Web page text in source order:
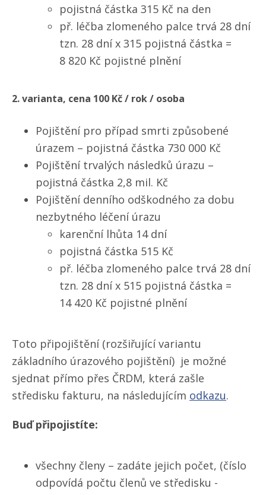
pojistná částka 315 Kč na den
př. léčba zlomeného palce trvá 28 dní
tzn. 28 dní x 315 pojistná částka =
8 820 Kč pojistné plnění
2. varianta, cena 100 Kč / rok / osoba
Pojištění pro případ smrti způsobené
úrazem – pojistná částka 730 000 Kč
Pojištění trvalých následků úrazu –
pojistná částka 2,8 mil. Kč
Pojištění denního odškodného za dobu
nezbytného léčení úrazu
karenční lhůta 14 dní
pojistná částka 515 Kč
př. léčba zlomeného palce trvá 28 dní
tzn. 28 dní x 515 pojistná částka =
14 420 Kč pojistné plnění
Toto připojištění (rozšiřující variantu
základního úrazového pojištění) je možné
sjednat přímo přes ČRDM, která zašle
středisku fakturu, na následujícím odkazu.
Buď připojistíte:
všechny členy – zadáte jejich počet, (číslo
odpovídá počtu členů ve středisku -